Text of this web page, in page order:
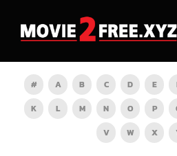
# A B C D E
K
L M N O P
V
W X